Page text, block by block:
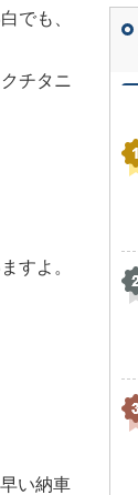
でも、
チタニ
すよ。
い納車